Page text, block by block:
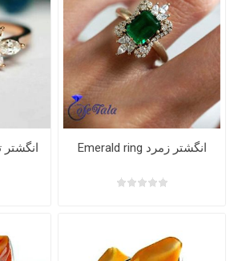
Emerald ring انگشتر زمرد